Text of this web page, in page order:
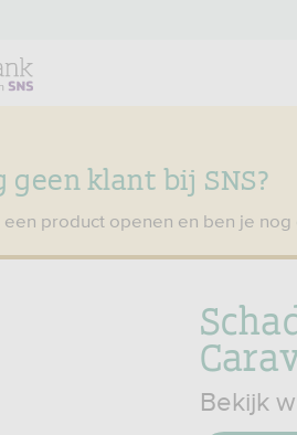
geen klant bij SNS?
een product openen en ben je nog
Bekijk